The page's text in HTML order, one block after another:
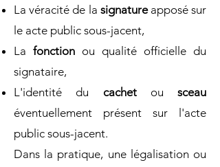
La véracité de la signatureapposé sur
le acte public sous-jacent,
La fonction ou qualité officielle du
signataire,
L'identité du cachetou sceau
éventuellement présent sur l'acte
public sous-jacent.
Dans la pratique, une légalisation ou